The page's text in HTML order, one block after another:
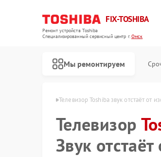
FIX-TOSHIBA
Ремонт устройств Toshiba
Специализированный cервисный центр г.Омск
Мы ремонтируем
Toshiba в Омске Телевизор Toshiba звук отстаёт от
Телевизор
Звук